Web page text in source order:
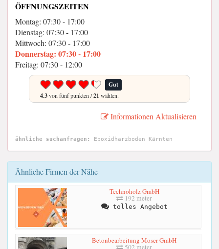
ÖFFNUNGSZEITEN
Montag: 07:30 - 17:00
Dienstag: 07:30 - 17:00
Mittwoch: 07:30 - 17:00
Donnerstag: 07:30 - 17:00
Freitag: 07:30 - 12:00
Gut
4.3von fünf punkten /21 wählen.
Informationen Aktualisieren
ähnliche suchanfragen: Epoxidharzboden Kärnten
Ähnliche Firmen der Nähe
Technoholz GmbH
192 meter
tolles Angebot
Betonbearbeitung Moser GmbH
502 meter